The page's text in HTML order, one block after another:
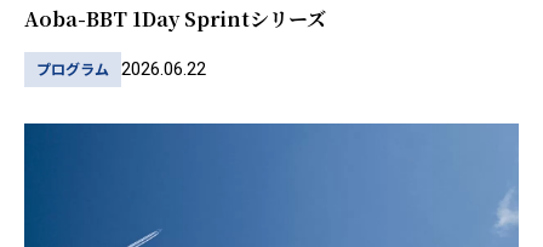
Aoba-BBT 1Day Sprintシリーズ
プログラム 2026.06.22